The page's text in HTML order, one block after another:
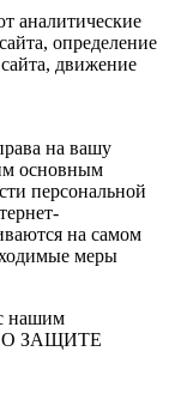
аналитические
определение
движение
на вашу
основным
персональной
на самом
меры
нашим
ЗАЩИТЕ